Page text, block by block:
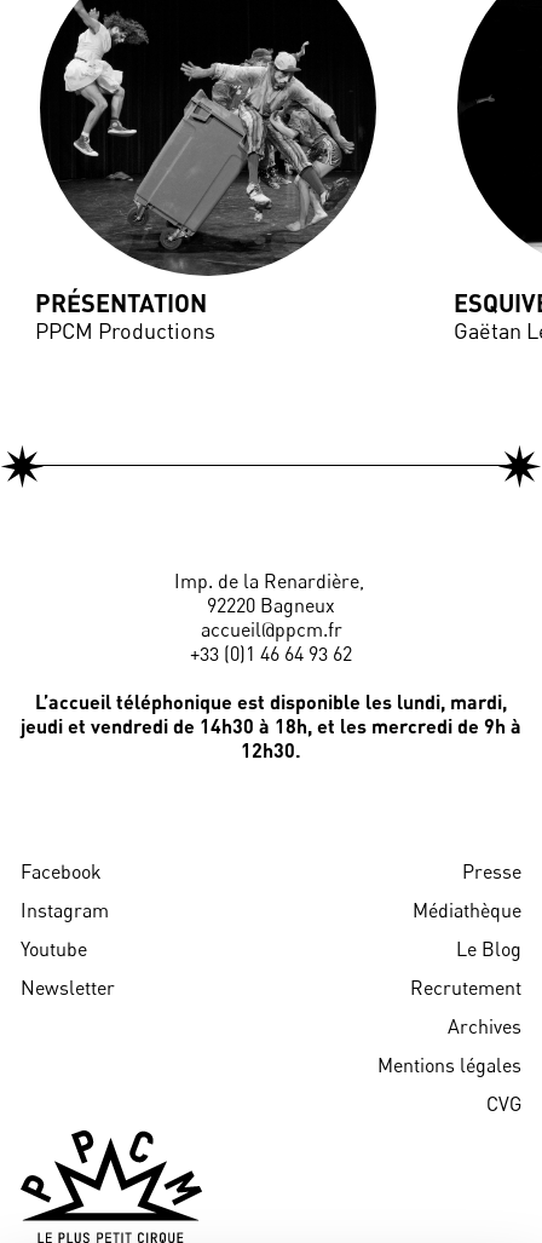
PRÉSENTATION
PPCM Productions Gaëtan
Imp. de la Renardière,
92220 Bagneux
accueil@ppcm.fr
+33 (0)1 46 64 93 62
L’accueil téléphonique est disponible les lundi, mardi,
jeudi et vendredi de 14h30 à 18h, et les mercredi de 9h à
12h30.
Facebook
Instagram
Youtube
Newsletter
Presse
Médiathèque
Le Blog
Recrutement
Archives
Mentions légales
CVG